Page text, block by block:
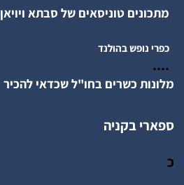
מתכונים טוניסאים של סבתא ויויאן
כפרי נופש בהולנד
....
מלונות כשרים בחו"ל שכדאי להכיר
ספארי בקניה
כ